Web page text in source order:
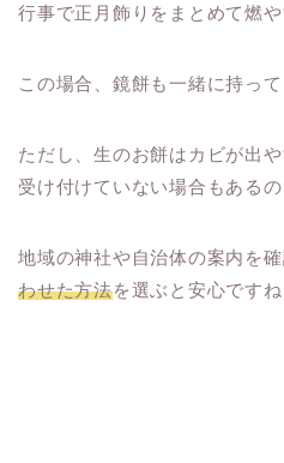
行事で正月飾りをまとめて燃や
この場合、鏡餅も一緒に持っ
ただし、生のお餅はカビが出
受け付けていない場合もあるの
地域の神社や自治体の案内を確
わせた方法を選ぶと安心ですね